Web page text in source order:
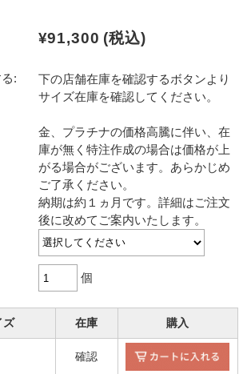
¥91,300 (税込)
:
下の店舗在庫を確認するボタンより
サイズ在庫を確認してください。
金、プラチナの価格高騰に伴い、在
庫が無く特注作成の場合は価格が上
がる場合がございます。あらかじめ
ご了承ください。
納期は約１ヵ月です。詳細はご注文
後に改めてご案内いたします。
個
ズ 在庫 購入
確認